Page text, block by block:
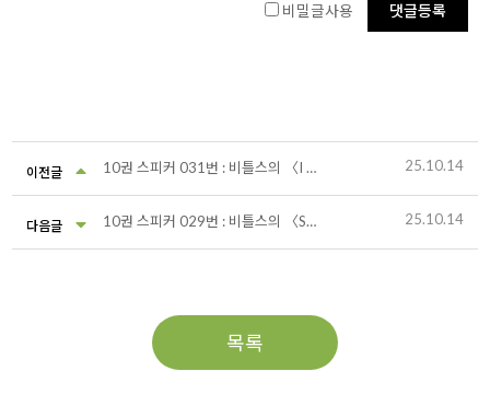
비밀글사용
이전글 10권 스피커 031번 : 비틀스의 〈I Want To Hold Your Hand〉 25.10.14
다음글 10권 스피커 029번 : 비틀스의 〈She Loves You〉 25.10.14
목록